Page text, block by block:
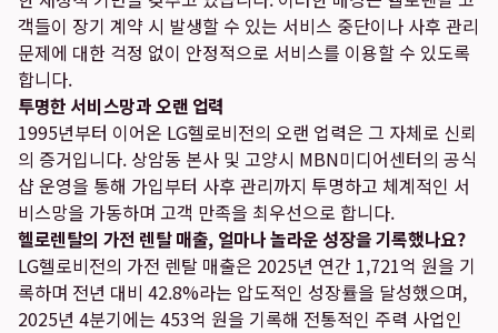
객들이 장기 계약 시 발생할 수 있는 서비스 중단이나 사후 관리
문제에 대한 걱정 없이 안정적으로 서비스를 이용할 수 있도록
합니다.
투명한 서비스망과 오랜 업력
1995년부터 이어온 LG헬로비전의 오랜 업력은 그 자체로 신뢰
의 증거입니다. 상암동 본사 및 고양시 MBN미디어센터의 공식
샵 운영을 통해 가입부터 사후 관리까지 투명하고 체계적인 서
비스망을 가동하며 고객 만족을 최우선으로 합니다.
헬로렌탈의 가전 렌탈 매출, 얼마나 놀라운 성장을 기록했나요?
LG헬로비전의 가전 렌탈 매출은 2025년 연간 1,721억 원을 기
록하며 전년 대비 42.8%라는 압도적인 성장률을 달성했으며,
2025년 4분기에는 453억 원을 기록해 전통적인 주력 사업인